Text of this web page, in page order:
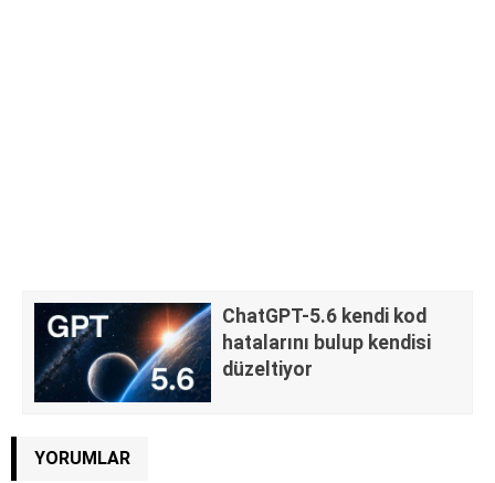
ChatGPT-5.6 kendi kod
hatalarını bulup kendisi
düzeltiyor
YORUMLAR